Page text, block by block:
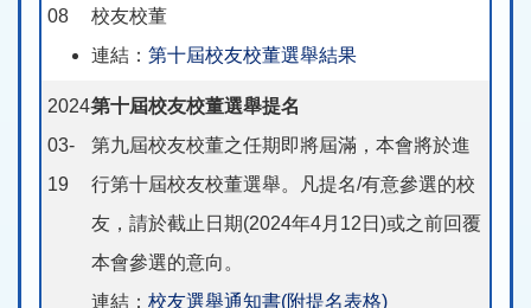
08
校友校董
連結： 第十屆校友校董選舉結果
2024-
03-
19
第十屆校友校董選舉提名
第九屆校友校董之任期即將屆滿，本會將於進
行第十屆校友校董選舉。凡提名/有意參選的校
友，請於截止日期(2024年4月12日)或之前回覆
本會參選的意向。
連結： 校友選舉通知書(附提名表格)